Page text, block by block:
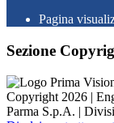
Pagina
Sezione
Copyright 2026 |
Parma S.p.A. |